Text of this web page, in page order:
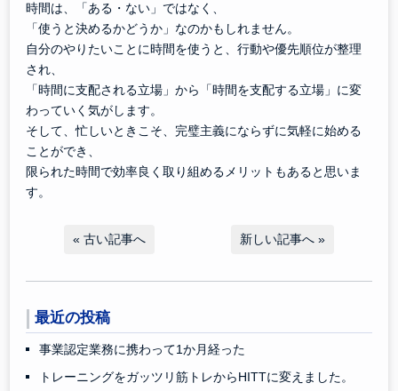
時間は、「ある・ない」ではなく、
「使うと決めるかどうか」なのかもしれません。
自分のやりたいことに時間を使うと、行動や優先順位が整理
され、
「時間に支配される立場」から「時間を支配する立場」に変
わっていく気がします。
そして、忙しいときこそ、完璧主義にならずに気軽に始める
ことができ、
限られた時間で効率良く取り組めるメリットもあると思いま
す。
«古い記事へ 新しい記事へ»
最近の投稿
事業認定業務に携わって1か月経った
トレーニングをガッツリ筋トレからHITTに変えました。